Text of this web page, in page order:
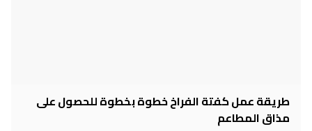
طريقة عمل كفتة الفراخ خطوة بخطوة للحصول على
مذاق المطاعم